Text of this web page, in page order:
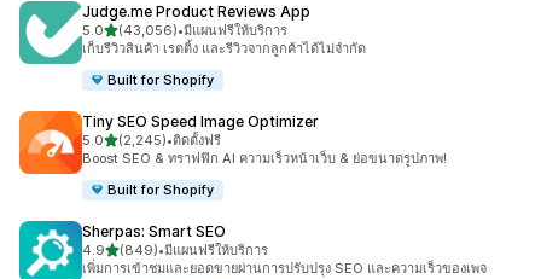
Judge.me Product Reviews App
5.0เต็ม 5 ดาว
(43,056)
ทั้งหมด 43056 รีวิว
•มีแผนฟรีให้บริการ
เก็บรีวิวสินค้า เรตติ้ง และรีวิวจากลูกค้าได้ไม่จำกัด
Built for Shopify
Tiny SEO Speed Image Optimizer
5.0เต็ม 5 ดาว
(2,245)
ทั้งหมด 2245 รีวิว
•ติดตั้งฟรี
Boost SEO & ทราฟฟิก AI ความเร็วหน้าเว็บ & ย่อขนาดรูปภาพ!
Built for Shopify
Sherpas: Smart SEO
4.9เต็ม 5 ดาว
(849)
ทั้งหมด 849 รีวิว
•มีแผนฟรีให้บริการ
เพิ่มการเข้าชมและยอดขายผ่านการปรับปรุง SEO และความเร็วของเพจ